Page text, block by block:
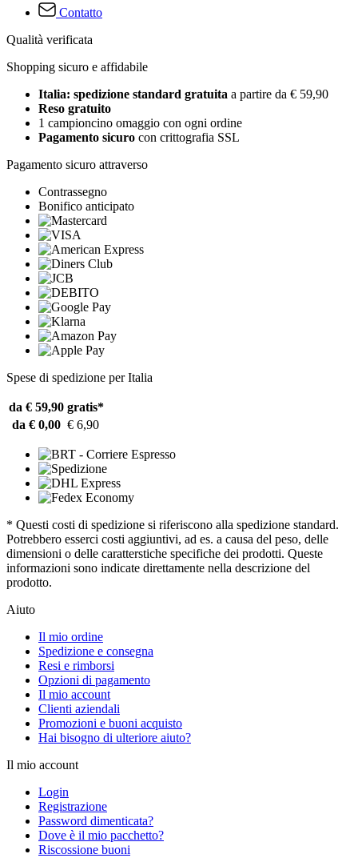
Contatto
Qualità verificata
Shopping sicuro e affidabile
Italia: spedizione standard gratuita a partire da € 59,90
Reso gratuito
1 campioncino omaggio con ogni ordine
Pagamento sicuro con crittografia SSL
Pagamento sicuro attraverso
Contrassegno
Bonifico anticipato
Spese di spedizione per Italia
da € 59,90 gratis*
da € 0,00 € 6,90
* Questi costi di spedizione si riferiscono alla spedizione standard.
Potrebbero esserci costi aggiuntivi, ad es. a causa del peso, delle
dimensioni o delle caratterstiche specifiche dei prodotti. Queste
informazioni sono indicate direttamente nella descrizione del
prodotto.
Aiuto
Il mio ordine
Spedizione e consegna
Resi e rimborsi
Opzioni di pagamento
Il mio account
Clienti aziendali
Promozioni e buoni acquisto
Hai bisogno di ulteriore aiuto?
Il mio account
Login
Registrazione
Password dimenticata?
Dove è il mio pacchetto?
Riscossione buoni